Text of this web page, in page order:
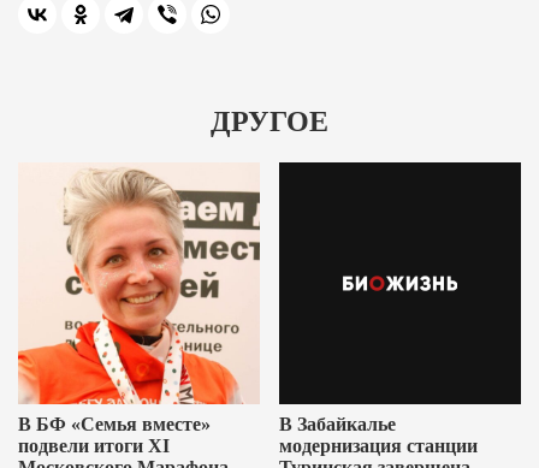
ДРУГОЕ
В БФ «Семья вместе»
подвели итоги XI
В Забайкалье
модернизация станции